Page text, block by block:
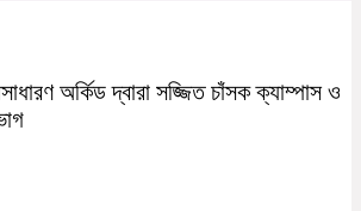
অর্কিড দ্বারা সজ্জিত চাঁসক ক্যাম্পাস ও